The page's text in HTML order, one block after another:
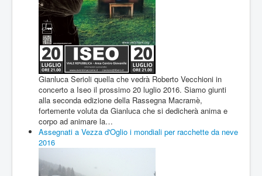
Gianluca Serioli quella che vedrà Roberto Vecchioni in
concerto a Iseo il prossimo 20 luglio 2016. Siamo giunti
alla seconda edizione della Rassegna Macramè,
fortemente voluta da Gianluca che si dedicherà anima e
corpo ad animare la…
Assegnati a Vezza d'Oglio i mondiali per racchette da neve
2016